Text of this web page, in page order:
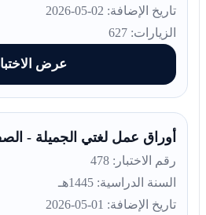
تاريخ الإضافة: 02-05-2026
الزيارات: 627
عرض
أوراق عمل لغتي الجميلة -
رقم الاختبار: 478
السنة الدراسية: 1445هـ
تاريخ الإضافة: 01-05-2026